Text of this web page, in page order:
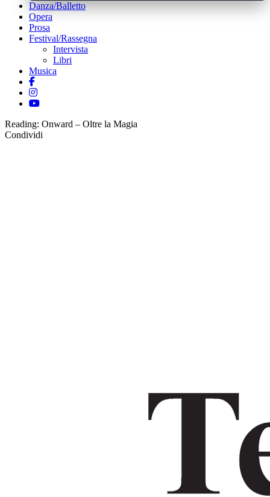
Danza/Balletto
Opera
Prosa
Festival/Rassegna
Intervista
Libri
Musica
Reading: Onward – Oltre la Magia
Condividi